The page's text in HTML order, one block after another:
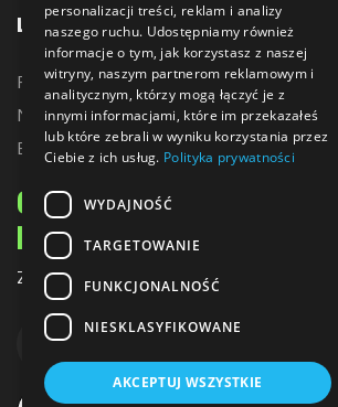
LINKI
Promocje
Nowe produkty
Bestsellery
ODBIERZ 10% ZNIŻKI
NA PIERWSZE ZAKUPY
Zapisz się do naszego newslettera
personalizacji treści, reklam i analizy
naszego ruchu. Udostępniamy również
informacje o tym, jak korzystasz z naszej
witryny, naszym partnerom reklamowym i
analitycznym, którzy mogą łączyć je z
innymi informacjami, które im przekazałeś
lub które zebrali w wyniku korzystania przez
Ciebie z ich usług. Polityka prywatności
WYDAJNOŚĆ
TARGETOWANIE
FUNKCJONALNOŚĆ
NIESKLASYFIKOWANE
AKCEPTUJ WSZYSTKIE